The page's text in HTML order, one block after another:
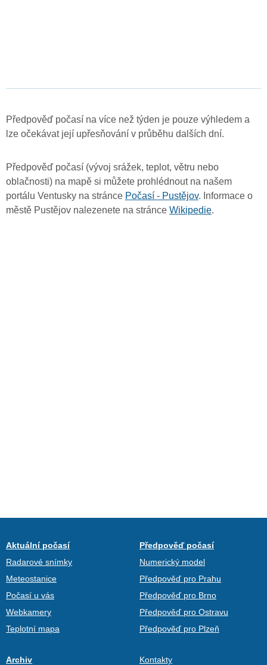
Předpověď počasí na více než týden je pouze výhledem a
lze očekávat její upřesňování v průběhu dalších dní.
Předpověď počasí (vývoj srážek, teplot, větru nebo
oblačnosti) na mapě si můžete prohlédnout na našem
portálu Ventusky na stránce Počasí - Pustějov. Informace o
městě Pustějov nalezenete na stránce Wikipedie.
Aktuální počasí
Radarové snímky
Meteostanice
Počasí u vás
Webkamery
Teplotní mapa
Předpověď počasí
Numerický model
Předpověď pro Prahu
Předpověď pro Brno
Předpověď pro Ostravu
Předpověď pro Plzeň
Archiv Kontakty